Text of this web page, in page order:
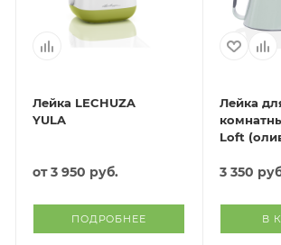
Лейка LECHUZA
YULA
от3 950 руб.
ПОДРОБНЕЕ
Лейка
Loft
3 350
В